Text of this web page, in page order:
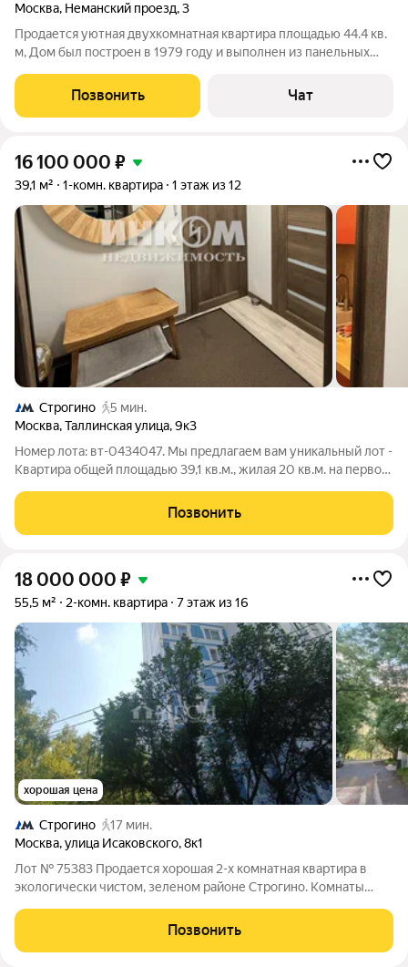
Москва, Неманский проезд,3
Продается уютная двухкомнатная квартира площадью 44.4 кв.
м, Дом был построен в 1979 году и выполнен из панельных
выходят во двор. В квартире сделан качественный
евроремонт. ( для себя делали, с
Позвонить Чат
16 100 000 ₽
39,1 м² 1-комн. квартира 1 этаж из 12
Строгино
5 мин.
Москва,Таллинская улица,9к3
Номер лота: вт-0434047. Мы предлагаем вам уникальный лот -
Квартира общей площадью 39,1 кв.м., жилая 20 кв.м. на первом
офиса, что говорит о его презентабельном виде и отличном
состоянии, но
Позвонить
18 000 000 ₽
55,5 м² 2-комн. квартира 7 этаж из 16
хорошая цена
Строгино
17 мин.
Москва,улица Исаковского,8к1
Лот № 75383 Продается хорошая 2-х комнатная квартира в
экологически чистом, зеленом районе Строгино. Комнаты
собственник.Вы можете обменять свою квартиру на эту, и
если Ваша квартира стоит
Позвонить